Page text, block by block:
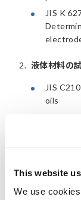
This website
We use
JIS K
2. 液体材料の
JIS
oils
ASTM